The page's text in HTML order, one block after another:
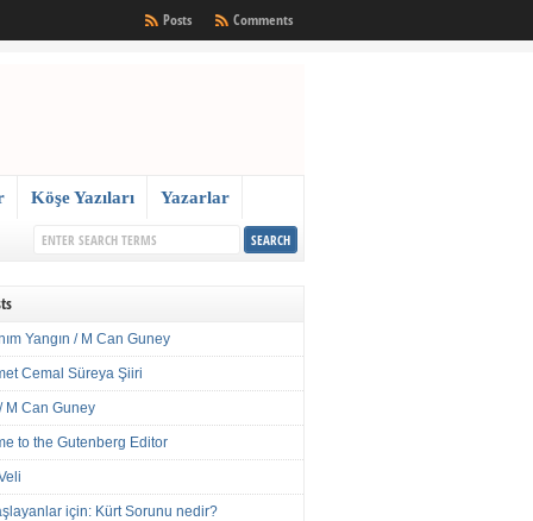
Comments
Posts
Köşe Yazıları Yazarlar
Yangın / M Can Guney
Cemal Süreya Şiiri
M Can Guney
to the Gutenberg Editor
için: Kürt Sorunu nedir?